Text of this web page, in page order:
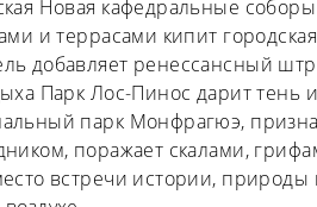
Новая кафедральные
и террасами кипит
добавляет ренессансный
Парк Лос-Пинос дарит тень
парк Монфрагюэ,
поражает скалами,
встречи истории,